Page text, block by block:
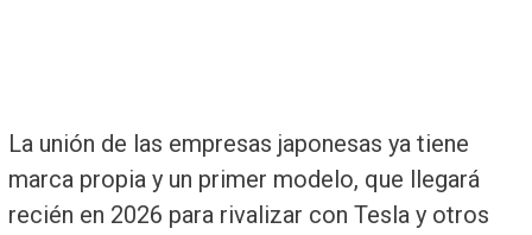
La unión de las empresas japonesas ya tiene
marca propia y un primer modelo, que llegará
recién en 2026 para rivalizar con Tesla y otros